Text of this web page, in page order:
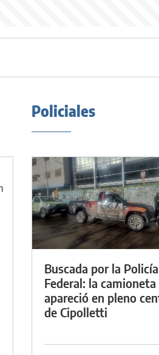
Policiales
Buscada por la Policía
Federal: la camioneta
apareció en pleno
de Cipolletti